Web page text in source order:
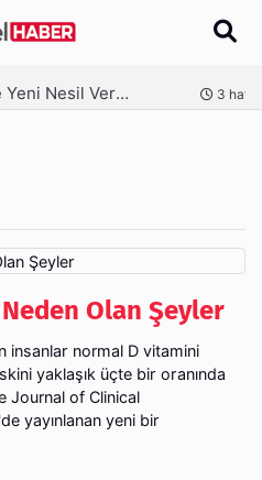
Ambalaj Süreçlerinde Yeni Nesil Verimliliği Olimpack ile Yakalayın 3 hafta önce
Olan Şeyler
insanlar normal D vitamini
yaklaşık üçte bir oranında
Journal of Clinical
yayınlanan yeni bir